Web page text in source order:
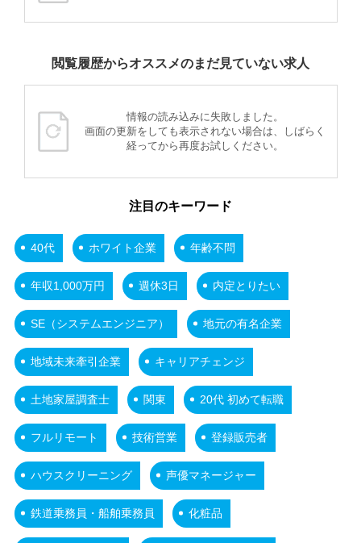
閲覧履歴からオススメのまだ見ていない求人
情報の読み込みに失敗しました。
画面の更新をしても表示されない場合は、しばらく
経ってから再度お試しください。
注目のキーワード
40代 ホワイト企業 年齢不問
年収1,000万円 週休3日 内定とりたい
SE（システムエンジニア） 地元の有名企業
地域未来牽引企業 キャリアチェンジ
土地家屋調査士 関東 20代 初めて転職
フルリモート 技術営業 登録販売者
ハウスクリーニング 声優マネージャー
鉄道乗務員・船舶乗務員 化粧品